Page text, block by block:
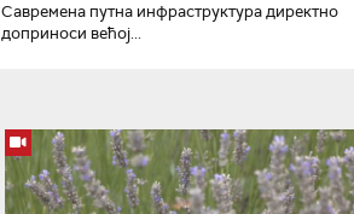
Савремена путна инфраструктура директно
доприноси већој...